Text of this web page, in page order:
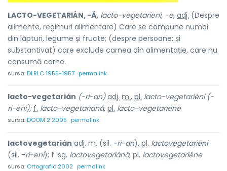
LACTO-VEGETARIÁN, -Ă, lacto-vegetarieni, -e, adj. (Despre
alimente, regimuri alimentare) Care se compune numai
din lăpturi, legume și fructe; (despre persoane; și
substantivat) care exclude carnea din alimentație, care nu
consumă carne.
sursa:DLRLC 1955-1957 permalink
lacto-vegetarián (-ri-an) adj. m., pl. lacto-vegetariéni (-
ri-eni); f. lacto-vegetariánă, pl. lacto-vegetariéne
sursa:DOOM 2 2005 permalink
lactovegetarián adj. m. (sil. -ri-an), pl. lactovegetariéni
(sil. -ri-eni); f. sg. lactovegetariánă, pl. lactovegetariéne
sursa: Ortografic 2002 permalink